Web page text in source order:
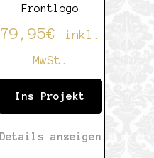
Frontlogo
79,95€
inkl.
MwSt.
Ins Projekt
Details anzeigen